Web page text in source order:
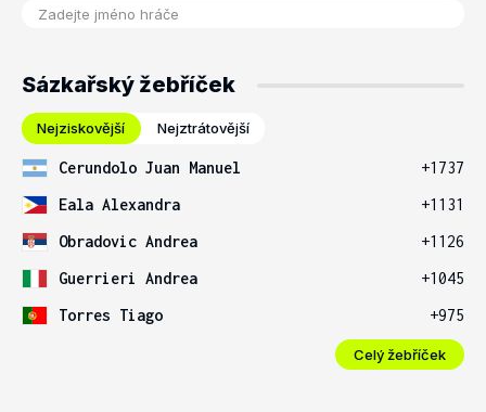
Sázkařský žebříček
Nejziskovější Nejztrátovější
Cerundolo Juan Manuel
+1737
Eala Alexandra
+1131
Obradovic Andrea
+1126
Guerrieri Andrea
+1045
Torres Tiago
+975
Celý žebříček